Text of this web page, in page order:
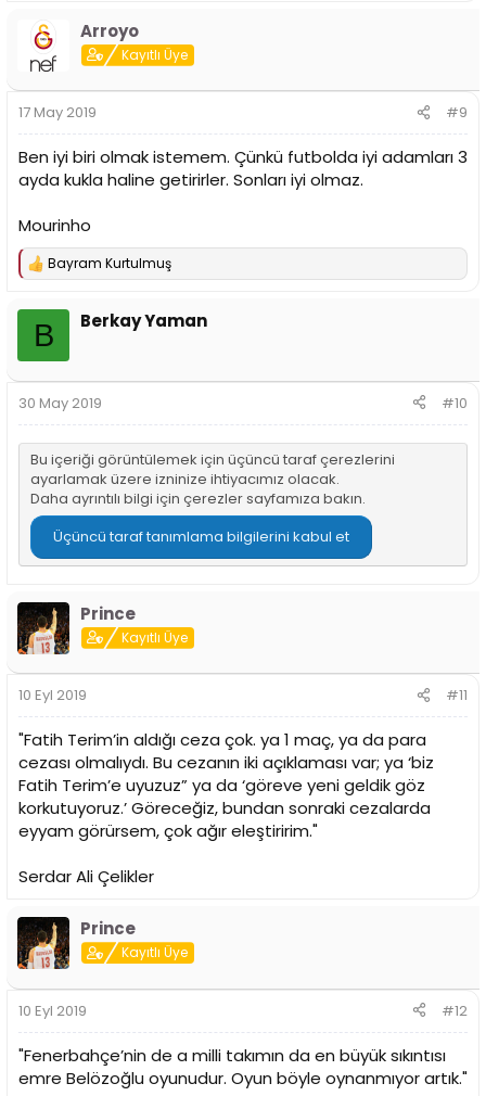
Arroyo
Kayıtlı Üye
17 May 2019 #9
Ben iyi biri olmak istemem. Çünkü futbolda iyi adamları 3
ayda kukla haline getirirler. Sonları iyi olmaz.
Mourinho
T
p
l
:
Bayram Kurtulmuş
B Berkay Yaman
30 May 2019 #10
Bu içeriği görüntülemek için üçüncü taraf çerezlerini
ayarlamak üzere izninize ihtiyacımız olacak.
Daha ayrıntılı bilgi için çerezler sayfamıza bakın.
Üçüncü taraf tanımlama bilgilerini kabul et
Prince
Kayıtlı Üye
10 Eyl 2019 #11
"Fatih Terim’in aldığı ceza çok. ya 1 maç, ya da para
cezası olmalıydı. Bu cezanın iki açıklaması var; ya ‘biz
Fatih Terim’e uyuzuz” ya da ‘göreve yeni geldik göz
korkutuyoruz.’ Göreceğiz, bundan sonraki cezalarda
eyyam görürsem, çok ağır eleştiririm."
Serdar Ali Çelikler
Prince
Kayıtlı Üye
10 Eyl 2019 #12
"Fenerbahçe’nin de a milli takımın da en büyük sıkıntısı
emre Belözoğlu oyunudur. Oyun böyle oynanmıyor artık."